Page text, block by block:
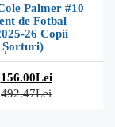
Palmer #10
de Fotbal
26 Copii
Șorturi)
156.00Lei
492.47Lei